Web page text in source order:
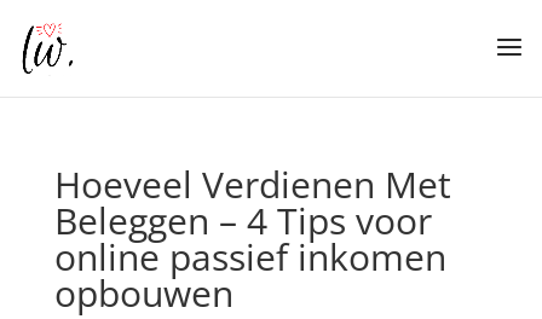
Hoeveel Verdienen Met
Beleggen – 4 Tips voor
online passief inkomen
opbouwen